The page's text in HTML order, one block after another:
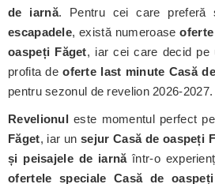
de iarnă. Pentru cei care preferă
escapadele, există numeroase
oaspeți Făget, iar cei care decid pe
profita deoferte last minute Casă
pentru sezonul de revelion 2026-2027.
Revelionul este momentul perfect
Făget, iar un sejur Casă de oaspeți
și peisajele de iarnăîntr-o
ofertele speciale Casă de